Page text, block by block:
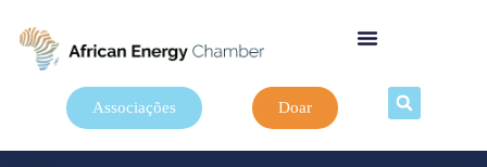
Associações Doar